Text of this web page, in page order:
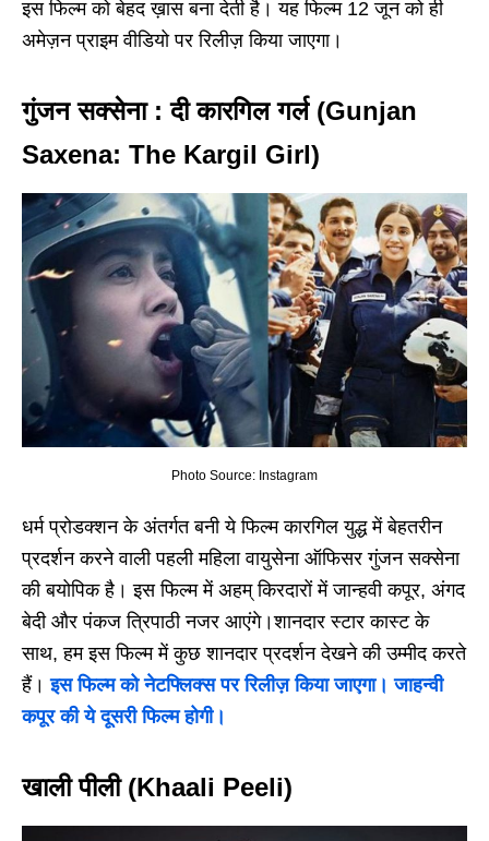
इस फिल्म को बेहद ख़ास बना देती है। यह फिल्म 12 जून को ही
अमेज़न प्राइम वीडियो पर रिलीज़ किया जाएगा।
गुंजन सक्सेना : दी कारगिल गर्ल (Gunjan
Saxena: The Kargil Girl)
Photo Source: Instagram
धर्म प्रोडक्शन के अंतर्गत बनी ये फिल्म कारगिल युद्ध में बेहतरीन
प्रदर्शन करने वाली पहली महिला वायुसेना ऑफिसर गुंजन सक्सेना
की बयोपिक है। इस फिल्म में अहम् किरदारों में जान्हवी कपूर, अंगद
बेदी और पंकज त्रिपाठी नजर आएंगे।शानदार स्टार कास्ट के
साथ, हम इस फिल्म में कुछ शानदार प्रदर्शन देखने की उम्मीद करते
हैं।इस फिल्म को नेटफ्लिक्स पर रिलीज़ किया जाएगा। जाहन्वी
कपूर की ये दूसरी फिल्म होगी।
खाली पीली (Khaali Peeli)